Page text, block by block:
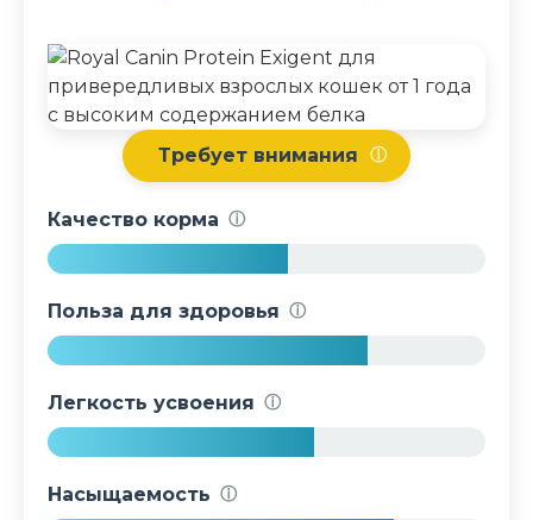
Требует внимания ⓘ
Качество корма ⓘ
Польза для здоровья ⓘ
Легкость усвоения ⓘ
Насыщаемость ⓘ